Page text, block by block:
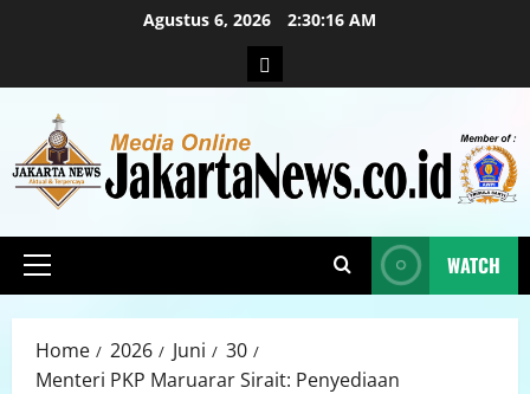
Agustus 6, 2026 2:30:17 AM
WATCH
Home 2026 Juni
30
Menteri PKP Maruarar Sirait: Penyediaan